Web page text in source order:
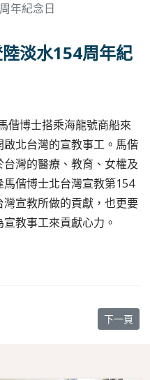
年紀念日
淡水154周年紀
偕博士搭乘海龍號商船來
北台灣的宣教事工。馬偕
灣的醫療、教育、女權及
偕博士北台灣宣教第154
宣教所做的貢獻，也更要
教事工來貢獻心力。
明掃墓專車，報名至3/15（日）
下一篇文
下一頁